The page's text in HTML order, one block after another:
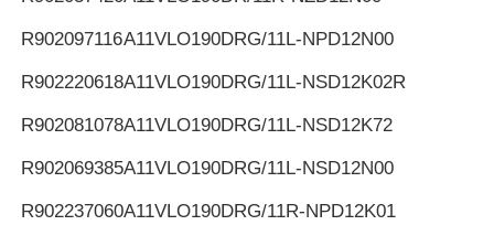
R902097116A11VLO190DRG/11L-NPD12N00
R902220618A11VLO190DRG/11L-NSD12K02R
R902081078A11VLO190DRG/11L-NSD12K72
R902069385A11VLO190DRG/11L-NSD12N00
R902237060A11VLO190DRG/11R-NPD12K01